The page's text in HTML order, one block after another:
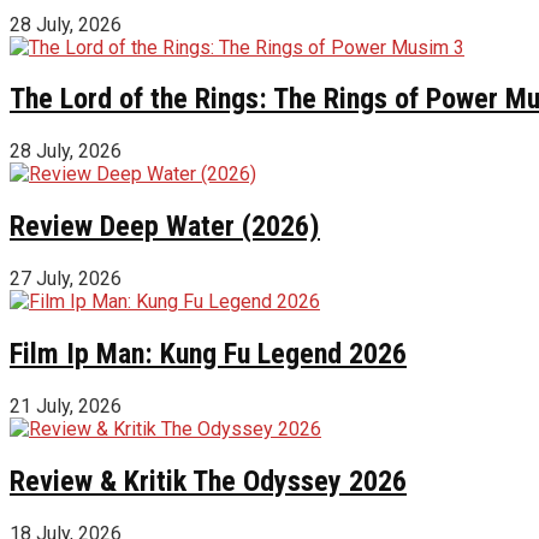
28 July, 2026
The Lord of the Rings: The Rings of Power
28 July, 2026
Review Deep Water (2026)
27 July, 2026
Film Ip Man: Kung Fu Legend 2026
21 July, 2026
Review & Kritik The Odyssey 2026
18 July, 2026